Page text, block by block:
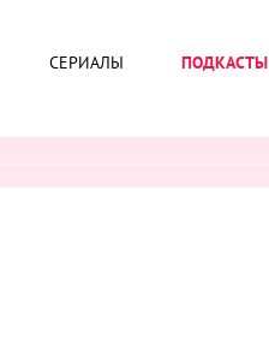
СЕРИАЛЫ ПОДКАСТЫ